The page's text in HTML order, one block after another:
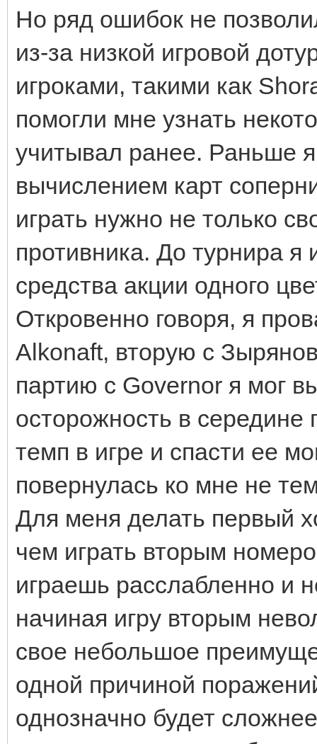
Но ряд ошибок не
из-за низкой игровой
игроками, такими как
помогли мне узнать
учитывал ранее. Раньше
вычислением карт
играть нужно не только
противника. До турнира я
средства акции одного
Откровенно говоря, я
Alkonaft, вторую с
партию с Governor я мог
осторожность в середине
темп в игре и спасти ее
повернулась ко мне не
Для меня делать первый
чем играть вторым
играешь расслабленно и
начиная игру вторым
свое небольшое
одной причиной
однозначно будет